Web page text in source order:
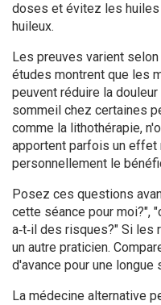
doses et évitez les
huileux.
Les preuves varient
études montrent que les
peuvent réduire la
sommeil chez certaines
comme la lithothérapie,
apportent parfois un effet
personnellement le
Posez ces questions
cette séance pour moi?",
a‑t‑il des risques?" Si
un autre praticien.
d'avance pour une longue
La médecine alternative